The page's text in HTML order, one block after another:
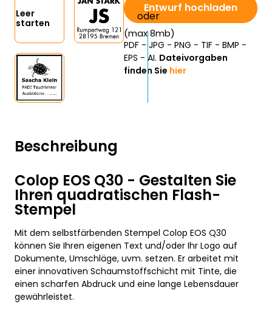
Beschreibung
Colop EOS Q30 - Gestalten Sie
Ihren quadratischen Flash-
Stempel
Mit dem selbstfärbenden Stempel Colop EOS Q30
können Sie Ihren eigenen Text und/oder Ihr Logo auf
Dokumente, Umschläge, uvm. setzen. Er arbeitet mit
einer innovativen Schaumstoffschicht mit Tinte, die
einen scharfen Abdruck und eine lange Lebensdauer
gewährleistet.
Leer
starten
Entwurf hochladen
(max 8mb)
PDF - JPG - PNG - TIF - BMP -
EPS - AI. Dateivorgaben
finden Sie hier